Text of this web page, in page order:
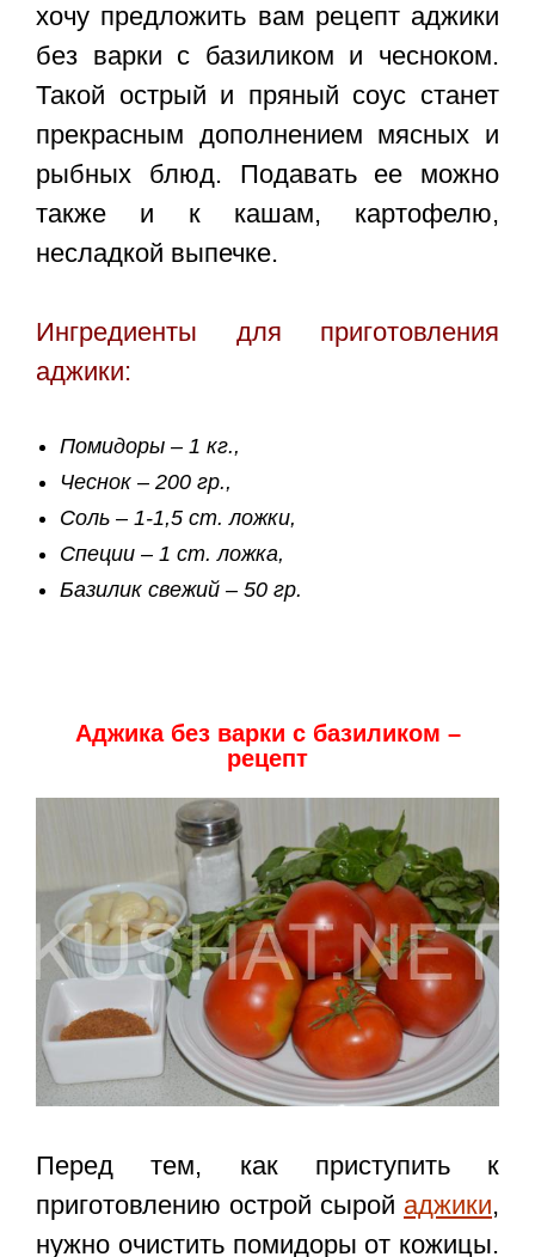
хочу предложить вам рецепт аджики
без варки с базиликом и чесноком.
Такой острый и пряный соус станет
прекрасным дополнением мясных и
рыбных блюд. Подавать ее можно
также и к кашам, картофелю,
несладкой выпечке.
Ингредиенты для приготовления
аджики:
Помидоры – 1 кг.,
Чеснок – 200 гр.,
Соль – 1-1,5 ст. ложки,
Специи – 1 ст. ложка,
Базилик свежий – 50 гр.
Аджика без варки с базиликом –
рецепт
Перед тем, как приступить к
приготовлению острой сырой аджики,
нужно очистить помидоры от кожицы.